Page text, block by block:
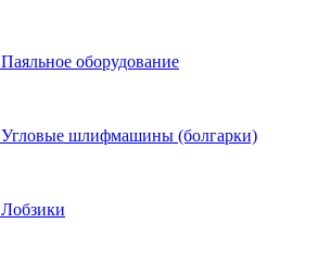
Паяльное оборудование
Угловые шлифмашины (болгарки)
Лобзики